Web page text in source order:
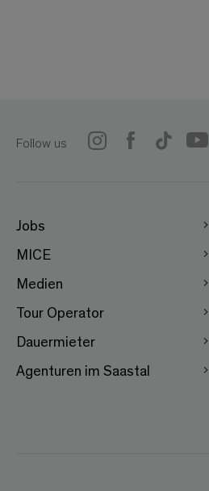
Follow us
Jobs
MICE
Medien
Tour Operator
Dauermieter
Agenturen im Saastal